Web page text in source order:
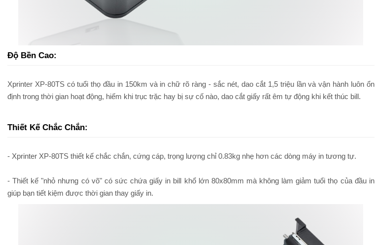
Độ Bền Cao:
Xprinter XP-80TS có tuổi thọ đầu in 150km và in chữ rõ ràng - sắc nét, dao cắt 1,5 triệu lần và vận hành luôn ổn
định trong thời gian hoạt động, hiếm khi trục trặc hay bị sự cố nào, dao cắt giấy rất êm tự động khi kết thúc bill.
Thiết Kế Chắc Chắn:
- Xprinter XP-80TS thiết kế chắc chắn, cứng cáp, trọng lượng chỉ 0.83kg nhẹ hơn các dòng máy in tương tự.
- Thiết kế "nhỏ nhưng có võ" có sức chứa giấy in bill khổ lớn 80x80mm mà không làm giảm tuổi thọ của đầu in
giúp bạn tiết kiệm được thời gian thay giấy in.